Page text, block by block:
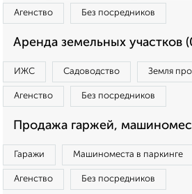
Агенство Без посредников
Аренда земельных участков
ИЖС Садоводство Земля
Агенство Без посредников
Продажа гаржей,
Гаражи Машиноместа в паркинге
Агенство Без посредников